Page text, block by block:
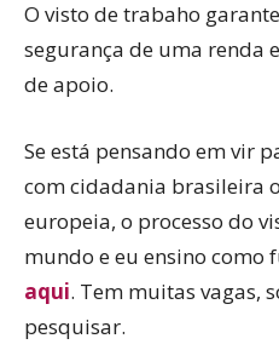
O visto de trabaho
segurança de uma renda
de apoio.
Se está pensando em vir
com cidadania brasileira
europeia, o processo do
mundo e eu ensino como
aqui. Tem muitas vagas,
pesquisar.